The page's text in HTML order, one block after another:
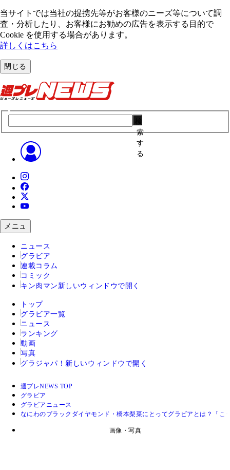
当サイトでは当社の提携先等がお客様のニーズ等について調
査・分析したり、お客様にお勧めの広告を表⽰する⽬的で
Cookie を使⽤する場合があります。
詳しくはこちら
閉じる
索
す
る
メニュ
ニュース
グラビア
連載コラム
コミック
キン肉マン 新しいウィンドウで開く
トップ
グラビア一覧
ニュース
ランキング
動画
写真
グラジャパ！ 新しいウィンドウで開く
週プレNEWS TOP
グラビア
グラビアニュース
なにわのブラックダイヤモンド・橋本梨菜にとってグラビアとは？「
画像・写真